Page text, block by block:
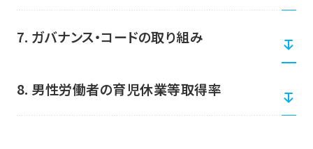
7. ガバナンス・コードの取り組み
8. 男性労働者の育児休業等取得率